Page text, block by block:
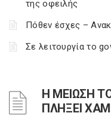
της οφειλής
Πόθεν έσχες –
Σε λειτουργία το
Η ΜΕΙΩΣΗ
ΠΛΗΞΕΙ